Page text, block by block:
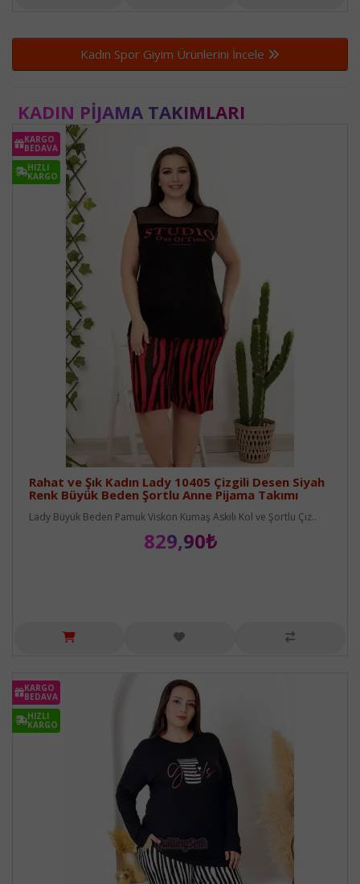
Kadın Spor Giyim Ürünlerini İncele
KADIN PIJAMA TAKIMLARI
KARGO
BEDAVA
HIZLI
KARGO
Rahat ve Şık Kadın Lady 10405 Çizgili Desen Siyah
Renk Büyük Beden Şortlu Anne Pijama Takımı
Lady Büyük Beden Pamuk Viskon Kumaş Askılı Kol ve Şortlu Çiz..
829,90₺
KARGO
BEDAVA
HIZLI
KARGO